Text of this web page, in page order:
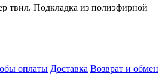
твил. Подкладка из полиэфирной
оплаты Доставка Возврат и обмен